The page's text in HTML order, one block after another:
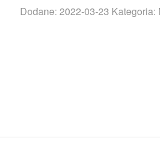
Dodane: 2022-03-23 Kategoria: